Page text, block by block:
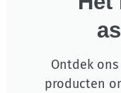
Ontdek
producten